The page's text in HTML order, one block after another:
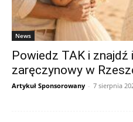
News
Powiedz TAK i znajdź
zaręczynowy w
Artykuł Sponsorowany - 7 sierpnia